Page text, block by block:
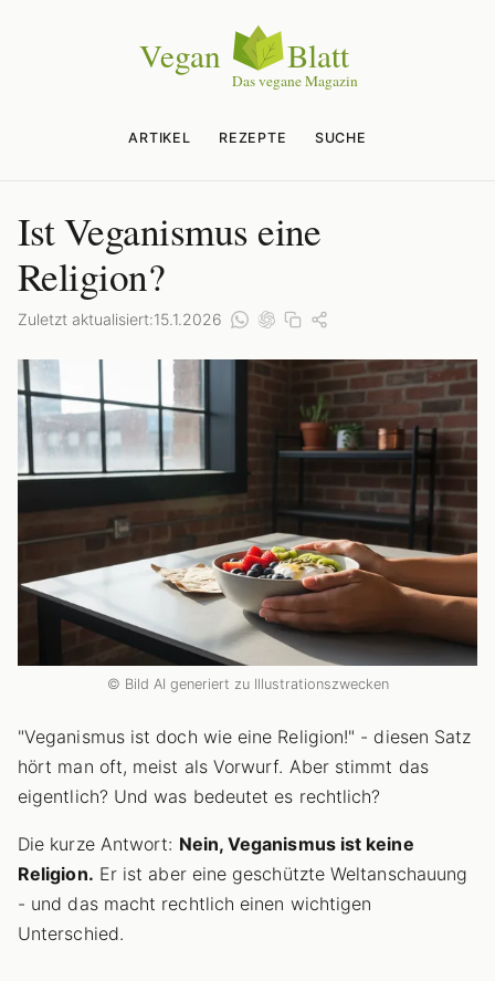
ARTIKEL REZEPTE SUCHE
Ist Veganismus eine
Religion?
Zuletzt aktualisiert:15.1.2026
© Bild AI generiert zu Illustrationszwecken
"Veganismus ist doch wie eine Religion!" - diesen Satz
hört man oft, meist als Vorwurf. Aber stimmt das
eigentlich? Und was bedeutet es rechtlich?
Die kurze Antwort: Nein, Veganismus ist keine
Religion. Er ist aber eine geschützte Weltanschauung
- und das macht rechtlich einen wichtigen
Unterschied.